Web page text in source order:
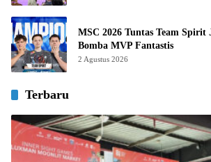
MSC 2026 Tuntas Team
Bomba MVP Fantastis
2 Agustus 2026
Terbaru